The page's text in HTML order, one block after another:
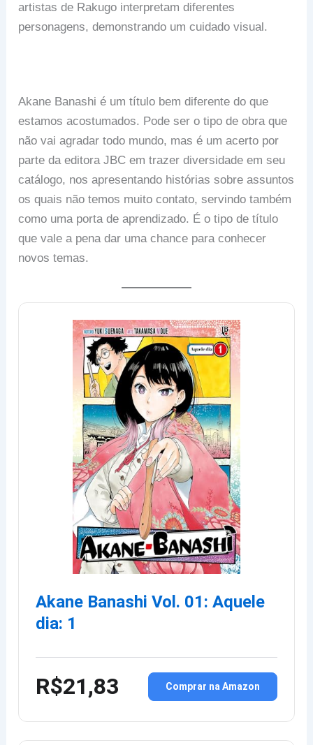
artistas de Rakugo interpretam diferentes
personagens, demonstrando um cuidado visual.
Akane Banashi é um título bem diferente do que
estamos acostumados. Pode ser o tipo de obra que
não vai agradar todo mundo, mas é um acerto por
parte da editora JBC em trazer diversidade em seu
catálogo, nos apresentando histórias sobre assuntos
os quais não temos muito contato, servindo também
como uma porta de aprendizado. É o tipo de título
que vale a pena dar uma chance para conhecer
novos temas.
Akane Banashi Vol. 01: Aquele
dia: 1
R$21,83 Comprar na Amazon